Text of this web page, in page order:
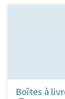
Boîtes à